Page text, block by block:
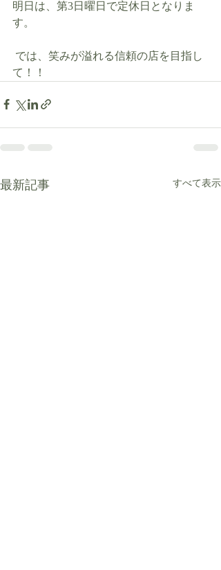
明日は、第3日曜日で定休日となりま
す。
て！！
最新記事 すべて表示